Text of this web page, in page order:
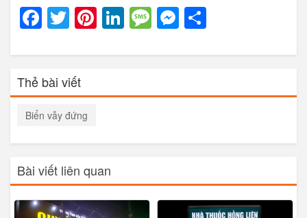
Facebook
Twitter
Pinterest
LinkedIn
Message
Messenger
Thẻ bài viết
Biển vẫy đứng
Bài viết liên quan